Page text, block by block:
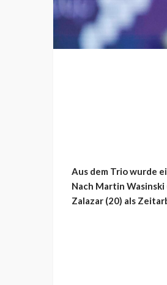
Aus dem Trio wurde
Nach Martin
Zalazar (20) als